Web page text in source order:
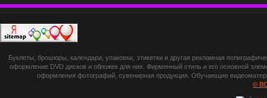
botsetto.ru -
photoshop,
шрифты,
Буклеты, брошюры, календари, упаковки, этикетки и другая рекламная
оформление DVD дисков и обложек для них. Фирменный стиль и его основной
оформления фотографий, сувенирная продукция. Обучающие
©